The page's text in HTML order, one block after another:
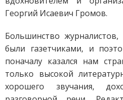
Георгий Исаевич Громов.
Большинство
были газетчиками, и
поначалу казался нам
только высокой
хорошего звучания,